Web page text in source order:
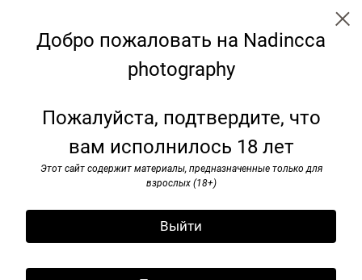
Добро пожаловать на Nadincca
photography
Пожалуйста, подтвердите, что
вам исполнилось 18 лет
Этот сайт содержит материалы, предназначенные только для
взрослых (18+)
Выйти
Portraite